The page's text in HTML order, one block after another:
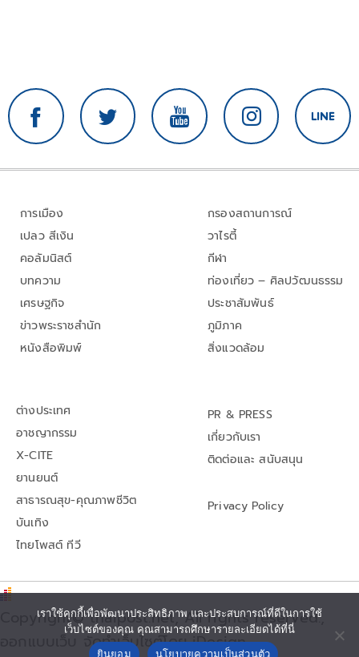
การเมือง
เปลว สีเงิน
คอลัมนิสต์
บทความ
เศรษฐกิจ
ข่าวพระราชสำนัก
หนังสือพิมพ์
กรองสถานการณ์
วาไรตี้
กีฬา
ท่องเที่ยว – ศิลปวัฒนธรรม
ประชาสัมพันธ์
ภูมิภาค
สิ่งแวดล้อม
ต่างประเทศ
อาชญากรรม
X-CITE
ยานยนต์
สาธารณสุข-คุณภาพชีวิต
บันเทิง
ไทยโพสต์ ทีวี
PR & PRESS
เกี่ยวกับเรา
ติดต่อและ สนับสนุน
Privacy Policy
Copyright© thaipost.net, All rights reserved.,
ออกแบบเว็บ จัดทำเว็บไซต์โดย iDesign
เราใช้คุกกี้เพื่อพัฒนาประสิทธิภาพ และประสบการณ์ที่ดีในการใช้
เว็บไซต์ของคุณ คุณสามารถศึกษารายละเอียดได้ที่นี่
ยินยอม
นโยบายความเป็นส่วนตัว